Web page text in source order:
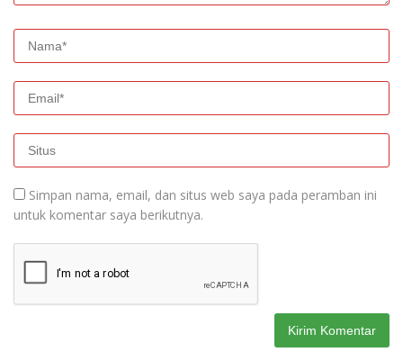
Simpan nama, email, dan situs web saya pada peramban ini
untuk komentar saya berikutnya.